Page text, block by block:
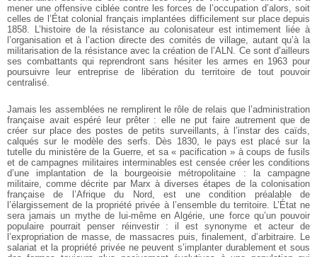
mener une offensive ciblée contre les forces de l’occupation d’alors, soit
celles de l’État colonial français implantées difficilement sur place depuis
1858. L’histoire de la résistance au colonisateur est intimement liée à
l’organisation et à l’action directe des comités de village, autant qu’à la
militarisation de la résistance avec la création de l’ALN. Ce sont d’ailleurs
ses combattants qui reprendront sans hésiter les armes en 1963 pour
poursuivre leur entreprise de libération du territoire de tout pouvoir
centralisé.
Jamais les assemblées ne remplirent le rôle de relais que l’administration
française avait espéré leur prêter : elle ne put faire autrement que de
créer sur place des postes de petits surveillants, à l’instar des caïds,
calqués sur le modèle des serfs. Dès 1830, le pays est placé sur la
tutelle du ministère de la Guerre, et sa « pacification » à coups de fusils
et de campagnes militaires interminables est censée créer les conditions
d’une implantation de la bourgeoisie métropolitaine : la campagne
militaire, comme décrite par Marx à diverses étapes de la colonisation
française de l’Afrique du Nord, est une condition préalable de
l’élargissement de la propriété privée à l’ensemble du territoire. L’État ne
sera jamais un mythe de lui-même en Algérie, une force qu’un pouvoir
populaire pourrait penser réinvestir : il est synonyme et acteur de
l’expropriation de masse, de massacres puis, finalement, d’arbitraire. Le
salariat et la propriété privée ne peuvent s’implanter durablement et sous